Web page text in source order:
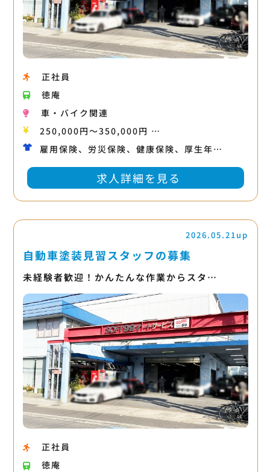
正社員
徳庵
車・バイク関連
250,000円〜350,000円 …
雇用保険、労災保険、健康保険、厚生年…
求人詳細を見る
2026.05.21up
自動車塗装見習スタッフの募集
未経験者歓迎！かんたんな作業からスタ…
正社員
徳庵